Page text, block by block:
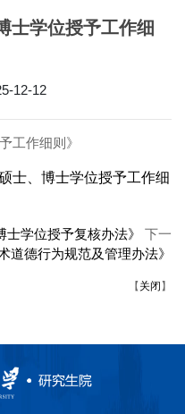
士学位授予工作细
12-12
工作细则》
士、博士学位授予工作细
士学位授予复核办法》
下一
道德行为规范及管理办法》
【 关闭 】